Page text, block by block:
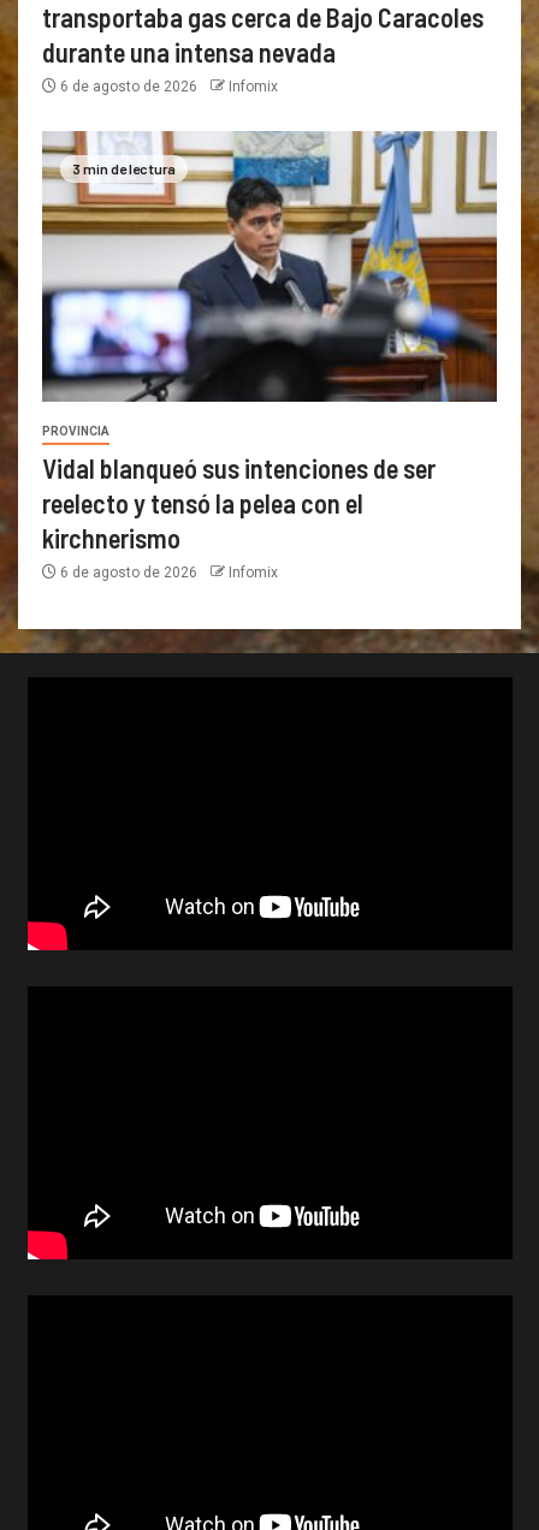
transportaba gas cerca de Bajo Caracoles
durante una intensa nevada
6 de agosto de 2026 Infomix
3 min de lectura
PROVINCIA
Vidal blanqueó sus intenciones de ser
reelecto y tensó la pelea con el
kirchnerismo
6 de agosto de 2026 Infomix